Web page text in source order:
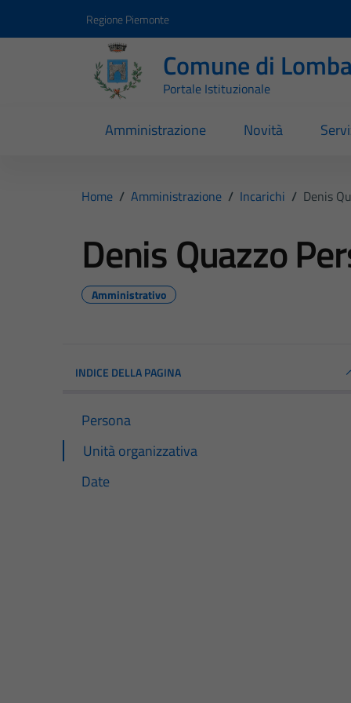
Regione Piemonte
Comune di
Portale Istituzionale
Amministrazione Novità
Home / Amministrazione / Incarichi / Denis
Denis Quazzo
Amministrativo
INDICE DELLA PAGINA
Persona
Unità organizzativa
Date